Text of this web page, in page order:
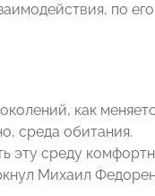
по его
как
среда обитания.
эту среду
Михаил